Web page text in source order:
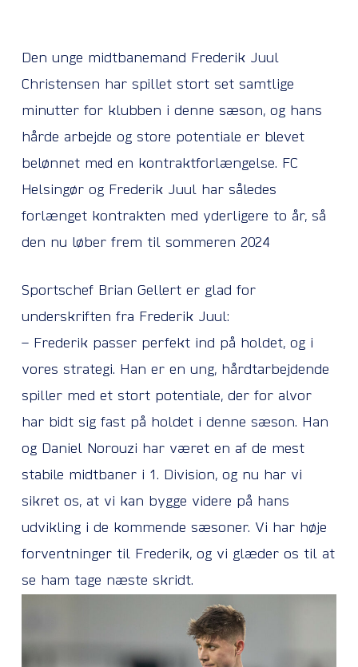
Den unge midtbanemand Frederik Juul
Christensen har spillet stort set samtlige
minutter for klubben i denne sæson, og hans
hårde arbejde og store potentiale er blevet
belønnet med en kontraktforlængelse. FC
Helsingør og Frederik Juul har således
forlænget kontrakten med yderligere to år, så
den nu løber frem til sommeren 2024
Sportschef Brian Gellert er glad for
underskriften fra Frederik Juul:
– Frederik passer perfekt ind på holdet, og i
vores strategi. Han er en ung, hårdtarbejdende
spiller med et stort potentiale, der for alvor
har bidt sig fast på holdet i denne sæson. Han
og Daniel Norouzi har været en af de mest
stabile midtbaner i 1. Division, og nu har vi
sikret os, at vi kan bygge videre på hans
udvikling i de kommende sæsoner. Vi har høje
forventninger til Frederik, og vi glæder os til at
se ham tage næste skridt.